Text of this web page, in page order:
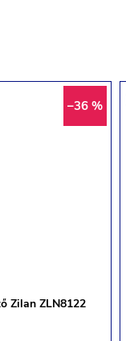
–36 %
Zilan ZLN8122